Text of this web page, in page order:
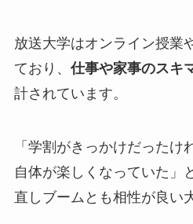
放送大学はオンライン授業
ており、 仕事や家事のスキ
計されています。
「学割がきっかけだったけ
自体が楽しくなっていた」
直しブームとも相性が良い